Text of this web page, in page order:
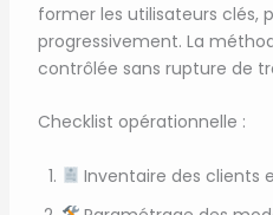
former les utilisateurs clés,
progressivement. La
contrôlée sans rupture de
Checklist opérationnelle :
Inventaire des clients